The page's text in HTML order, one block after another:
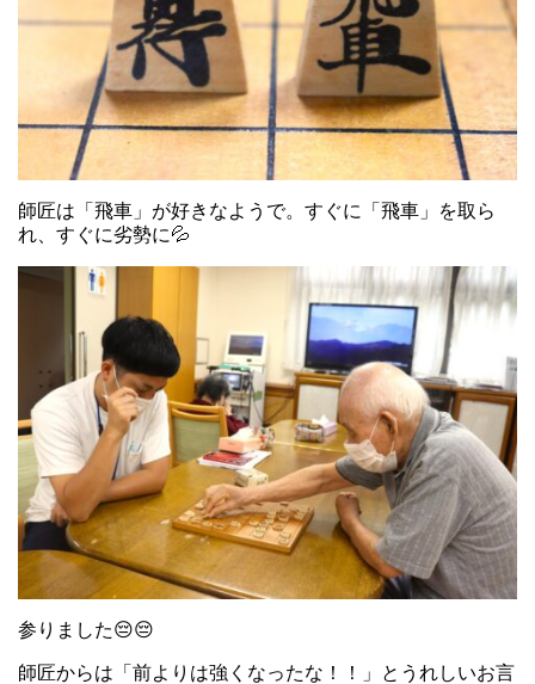
師匠は「飛車」が好きなようで。すぐに「飛車」を取ら
れ、すぐに劣勢に💦
参りました😔😔
師匠からは「前よりは強くなったな！！」とうれしいお言